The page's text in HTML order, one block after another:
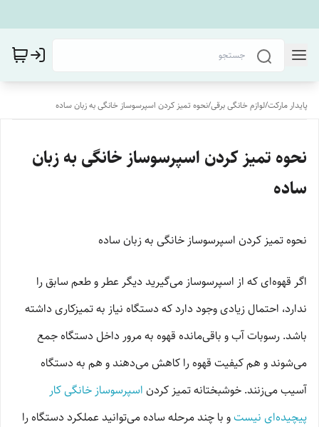
پایدار مارکت/لوازم خانگی برقی/نحوه تمیز کردن اسپرسوساز خانگی به زبان ساده
نحوه تمیز کردن اسپرسوساز خانگی به زبان
ساده
نحوه تمیز کردن اسپرسوساز خانگی به زبان ساده
اگر قهوه‌ای که از اسپرسوساز می‌گیرید دیگر عطر و طعم سابق را
ندارد، احتمال زیادی وجود دارد که دستگاه نیاز به تمیزکاری داشته
باشد. رسوبات آب و باقی‌مانده قهوه به مرور داخل دستگاه جمع
می‌شوند و هم کیفیت قهوه را کاهش می‌دهند و هم به دستگاه
آسیب می‌زنند. خوشبختانه تمیز کردن اسپرسوساز خانگی کار
پیچیده‌ای نیستو با چند مرحله ساده می‌توانید عملکرد دستگاه را